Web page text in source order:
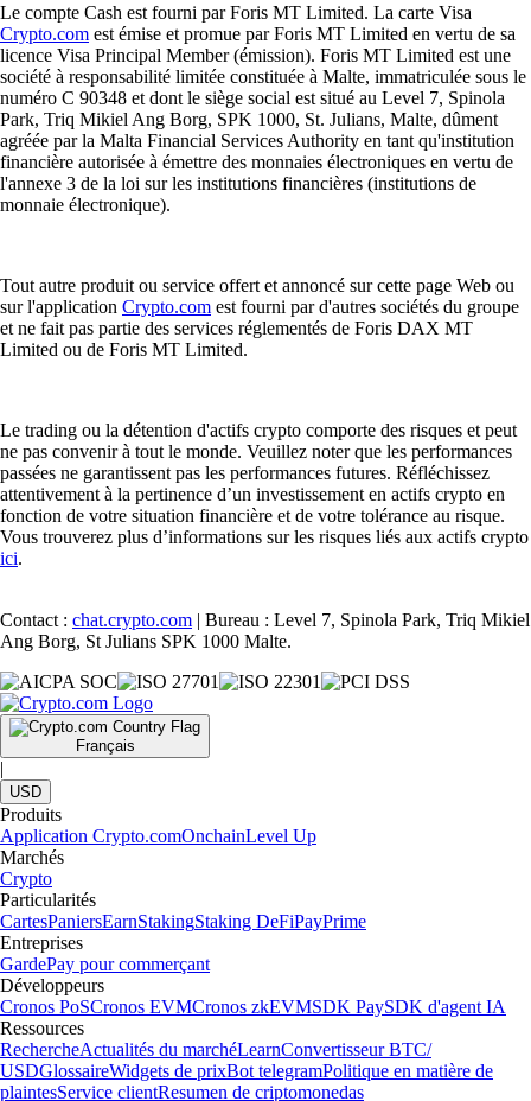
Le compte Cash est fourni par Foris MT Limited. La carte Visa
Crypto.com est émise et promue par Foris MT Limited en vertu de sa
licence Visa Principal Member (émission). Foris MT Limited est une
société à responsabilité limitée constituée à Malte, immatriculée sous le
numéro C 90348 et dont le siège social est situé au Level 7, Spinola
Park, Triq Mikiel Ang Borg, SPK 1000, St. Julians, Malte, dûment
agréée par la Malta Financial Services Authority en tant qu'institution
financière autorisée à émettre des monnaies électroniques en vertu de
l'annexe 3 de la loi sur les institutions financières (institutions de
monnaie électronique).
Tout autre produit ou service offert et annoncé sur cette page Web ou
sur l'application Crypto.com est fourni par d'autres sociétés du groupe
et ne fait pas partie des services réglementés de Foris DAX MT
Limited ou de Foris MT Limited.
Le trading ou la détention d'actifs crypto comporte des risques et peut
ne pas convenir à tout le monde. Veuillez noter que les performances
passées ne garantissent pas les performances futures. Réfléchissez
attentivement à la pertinence d’un investissement en actifs crypto en
fonction de votre situation financière et de votre tolérance au risque.
Vous trouverez plus d’informations sur les risques liés aux actifs crypto
ici.
Contact : chat.crypto.com | Bureau : Level 7, Spinola Park, Triq Mikiel
Ang Borg, St Julians SPK 1000 Malte.
Français
|
USD
Produits
Application Crypto.comOnchainLevel Up
Marchés
Crypto
Particularités
CartesPaniersEarnStakingStaking DeFiPayPrime
Entreprises
GardePay pour commerçant
Développeurs
Cronos PoSCronos EVMCronos zkEVMSDK PaySDK d'agent IA
Ressources
RechercheActualités du marchéLearnConvertisseur BTC/
USDGlossaireWidgets de prixBot telegramPolitique en matière de
plaintesService clientResumen de criptomonedas